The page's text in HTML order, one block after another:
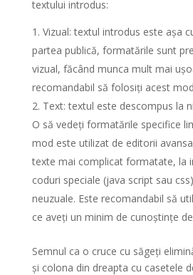
textului introdus:
Vizual: textul introdus este așa
partea publică, formatările sunt
vizual, făcând munca mult mai
recomandabil să folosiți acest
Text: textul este descompus la
O să vedeți formatările specifice
mod este utilizat de editorii
texte mai complicat formatate, la
coduri speciale (java script sau
neuzuale. Este recomandabil să
ce aveți un minim de cunoștințe
Semnul ca o cruce cu săgeți
și colona din dreapta cu casetele